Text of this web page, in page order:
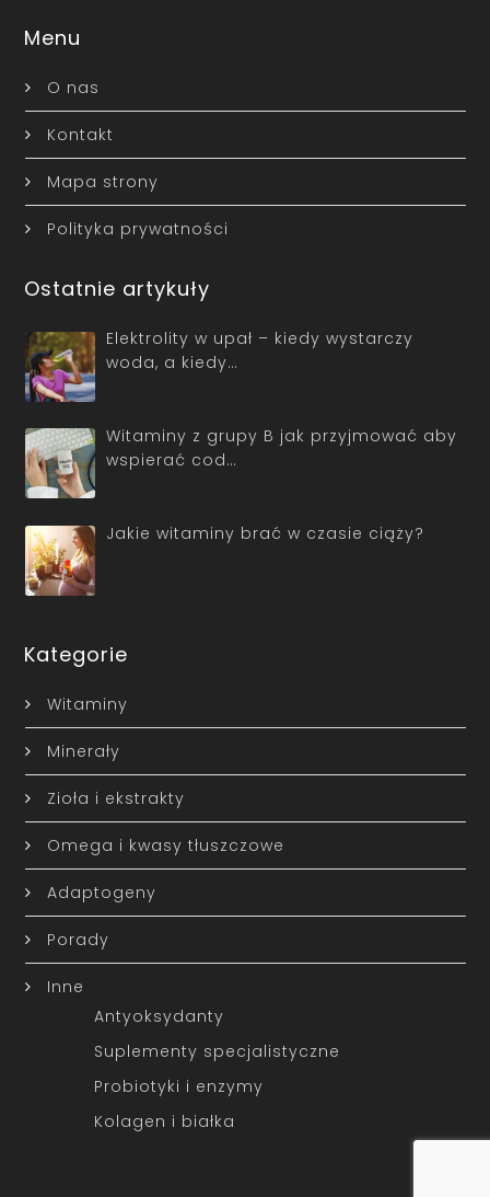
Menu
O nas
Kontakt
Mapa strony
Polityka prywatności
Ostatnie artykuły
Elektrolity w upał – kiedy wystarczy
woda, a kiedy…
Witaminy z grupy B jak przyjmować aby
wspierać cod…
Jakie witaminy brać w czasie ciąży?
Kategorie
Witaminy
Minerały
Zioła i ekstrakty
Omega i kwasy tłuszczowe
Adaptogeny
Porady
Inne
Antyoksydanty
Suplementy specjalistyczne
Probiotyki i enzymy
Kolagen i białka